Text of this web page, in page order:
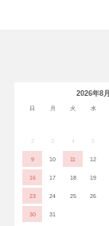
2026年8月
日 月 火 水
2 3 5
9 10 11 12
16 17 18 19
23 24 25 26
30 31